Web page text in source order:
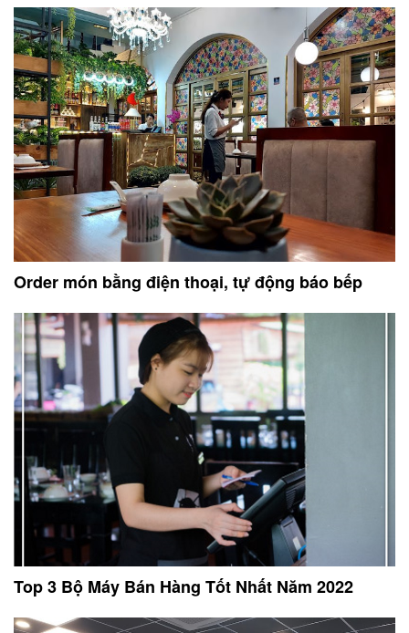
Order món bằng điện thoại, tự động báo bếp
Top 3 Bộ Máy Bán Hàng Tốt Nhất Năm 2022